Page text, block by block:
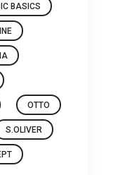
BASICS
OTTO
S.OLIVER